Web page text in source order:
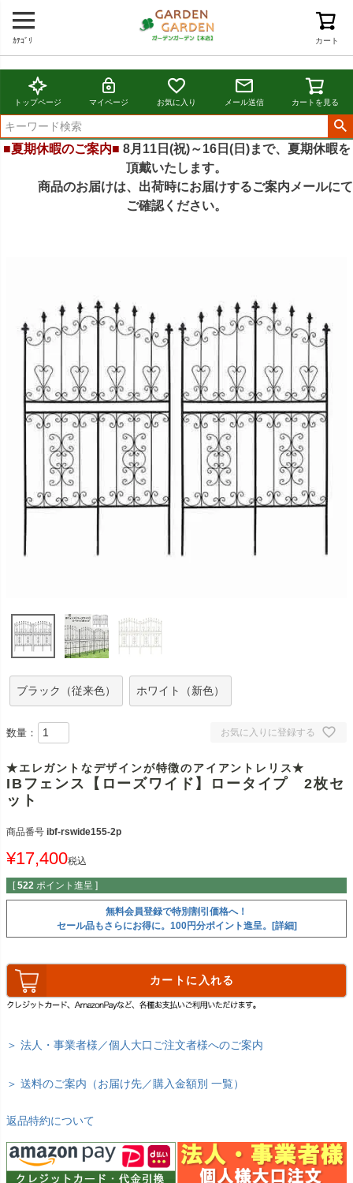
カート
ｶﾃｺﾞﾘ
トップページ マイページ お気に入り メール送信 カートを見る
■夏期休暇のご案内■ 8月11日(祝)～16日(日)まで、夏期休暇を
頂戴いたします。
商品のお届けは、出荷時にお届けするご案内メールにて
ご確認ください。
ブラック（従来色） ホワイト（新色）
お気に入りに登録する
数量：
★エレガントなデザインが特徴のアイアントレリス★
IBフェンス【ローズワイド】ロータイプ 2枚セ
ット
商品番号 ibf-rswide155-2p
¥17,400税込
[ 522 ポイント進呈 ]
無料会員登録で特別割引価格へ！
セール品もさらにお得に。100円分ポイント進呈。[詳細]
カートに入れる
＞ 法人・事業者様／個人大口ご注文者様へのご案内
＞ 送料のご案内（お届け先／購入金額別 一覧）
返品特約について